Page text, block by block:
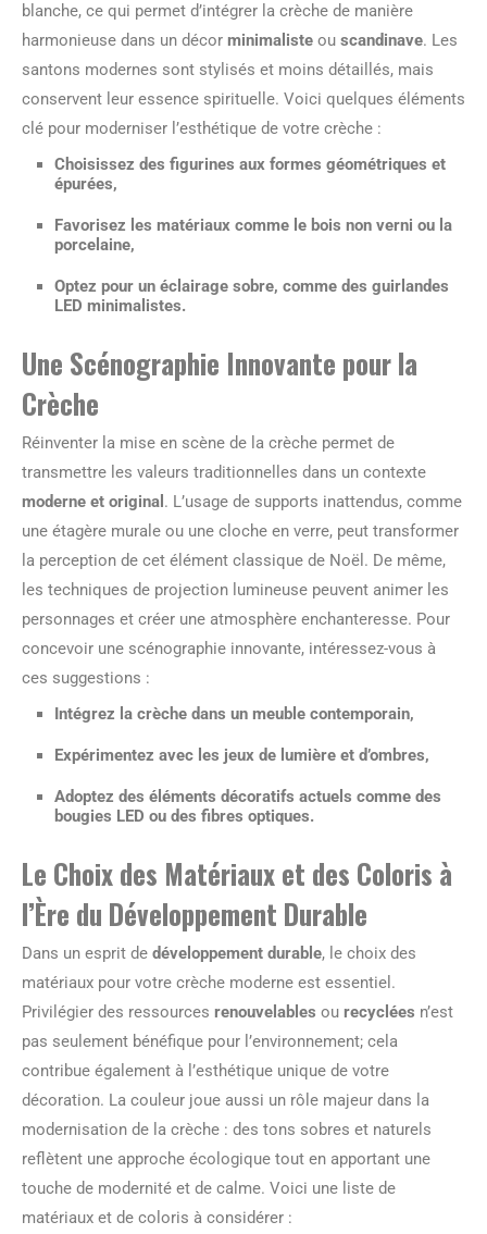
blanche, ce qui permet d’intégrer la crèche de manière
harmonieuse dans un décor minimaliste ou scandinave. Les
santons modernes sont stylisés et moins détaillés, mais
conservent leur essence spirituelle. Voici quelques éléments
clé pour moderniser l’esthétique de votre crèche :
Choisissez des figurines aux formes géométriques et
épurées,
Favorisez les matériaux comme le bois non verni ou la
porcelaine,
Optez pour un éclairage sobre, comme des guirlandes
LED minimalistes.
Une Scénographie Innovante pour la
Crèche
Réinventer la mise en scène de la crèche permet de
transmettre les valeurs traditionnelles dans un contexte
moderne et original . L’usage de supports inattendus, comme
une étagère murale ou une cloche en verre, peut transformer
la perception de cet élément classique de Noël. De même,
les techniques de projection lumineuse peuvent animer les
personnages et créer une atmosphère enchanteresse. Pour
concevoir une scénographie innovante, intéressez-vous à
ces suggestions :
Intégrez la crèche dans un meuble contemporain,
Expérimentez avec les jeux de lumière et d’ombres,
Adoptez des éléments décoratifs actuels comme des
bougies LED ou des fibres optiques.
Le Choix des Matériaux et des Coloris à
l’Ère du Développement Durable
Dans un esprit de développement durable, le choix des
matériaux pour votre crèche moderne est essentiel.
Privilégier des ressources renouvelables ou recyclées n’est
pas seulement bénéfique pour l’environnement; cela
contribue également à l’esthétique unique de votre
décoration. La couleur joue aussi un rôle majeur dans la
modernisation de la crèche : des tons sobres et naturels
reflètent une approche écologique tout en apportant une
touche de modernité et de calme. Voici une liste de
matériaux et de coloris à considérer :